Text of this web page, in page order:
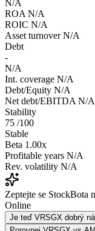
N/A
ROA N/A
ROIC N/A
Asset turnover N/A
Debt
-
N/A
Int. coverage N/A
Debt/Equity N/A
Net debt/EBITDA N/A
Stability
75 /100
Stable
Beta 1.00x
Profitable years N/A
Rev. volatility N/A
Zeptejte se StockBota
Online
Je teď VRSGX dobrý